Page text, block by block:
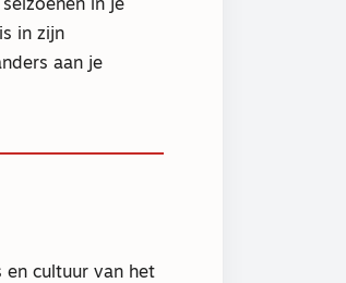
in je
in zijn
aan je
en cultuur van het